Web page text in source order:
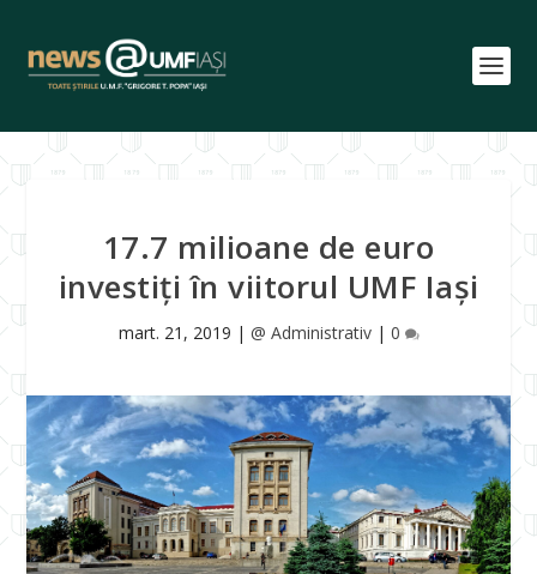
17.7 milioane de euro
investiți în viitorul UMF Iași
mart. 21, 2019 | @ Administrativ| 0